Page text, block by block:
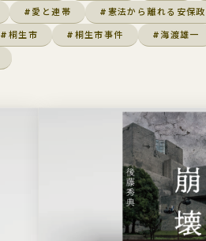
#愛と連帯 #憲法から離れる安保
#桐生市 #桐生市事件 #海渡雄一